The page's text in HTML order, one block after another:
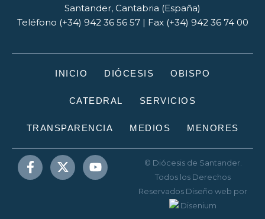
Santander, Cantabria (España)
Teléfono (+34) 942 36 56 57 | Fax (+34) 942 36 74 00
INICIO DIÓCESIS OBISPO
CATEDRAL SERVICIOS
TRANSPARENCIA MEDIOS MENORES
© Diócesis de Santander.
Todos los Derechos
Reservados Diseño web por
Disenium